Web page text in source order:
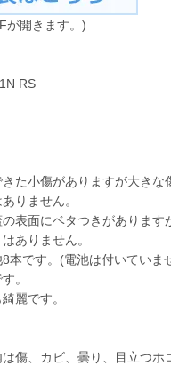
が開きます。)
RS
た小傷がありますが大きな
りません。
表面にベタつきがあります
ありません。
本です。(電池は付いていま
。
麗です。
傷、カビ、曇り、目立つホ